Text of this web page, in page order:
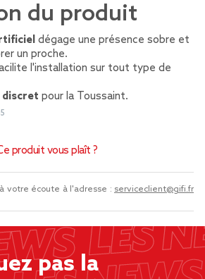
du produit
dégage une présence sobre et
un proche.
l'installation sur tout type de
discret pour la Toussaint.
produit vous plaît ?
votre écoute à l'adresse : serviceclient@gifi.fr
pas la